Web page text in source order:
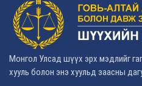
Монгол Улсад шүүх эрх мэдлийг
хууль болон энэ хуульд заасны